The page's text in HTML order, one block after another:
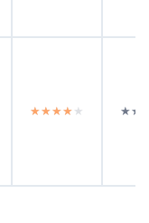
★★★★★
★★★★★